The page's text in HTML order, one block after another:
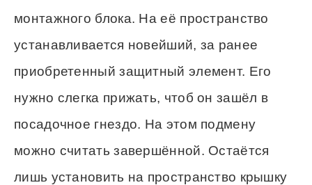
монтажного блока. На её пространство
устанавливается новейший, за ранее
приобретенный защитный элемент. Его
нужно слегка прижать, чтоб он зашёл в
посадочное гнездо. На этом подмену
можно считать завершённой. Остаётся
лишь установить на пространство крышку